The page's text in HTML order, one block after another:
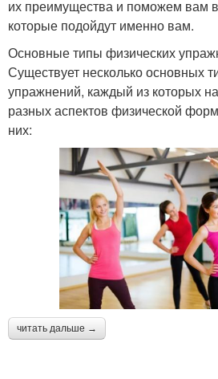
их преимущества и поможем вам
которые подойдут именно вам.
Основные типы физических
Существует несколько основных
упражнений, каждый из которых
разных аспектов физической
них:
читать дальше →